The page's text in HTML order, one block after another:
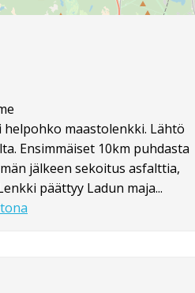
maastolenkki. Lähtö
Ensimmäiset 10km puhdasta
jälkeen sekoitus asfalttia,
päättyy Ladun maja...